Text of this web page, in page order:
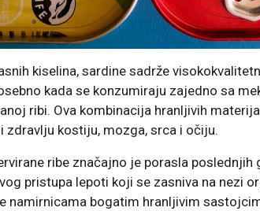
kiselina, sardine sadrže
kada se konzumiraju zajedno sa
ribi. Ova kombinacija hranljivih
zdravlju kostiju, mozga, srca i očiju.
ribe značajno je porasla poslednjih
pristupa lepoti koji se zasniva na nezi
namirnicama bogatim hranljivim